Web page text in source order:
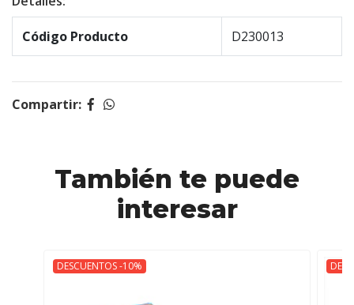
Código Producto D230013
Compartir:
También te puede
interesar
DESCUENTOS -10%